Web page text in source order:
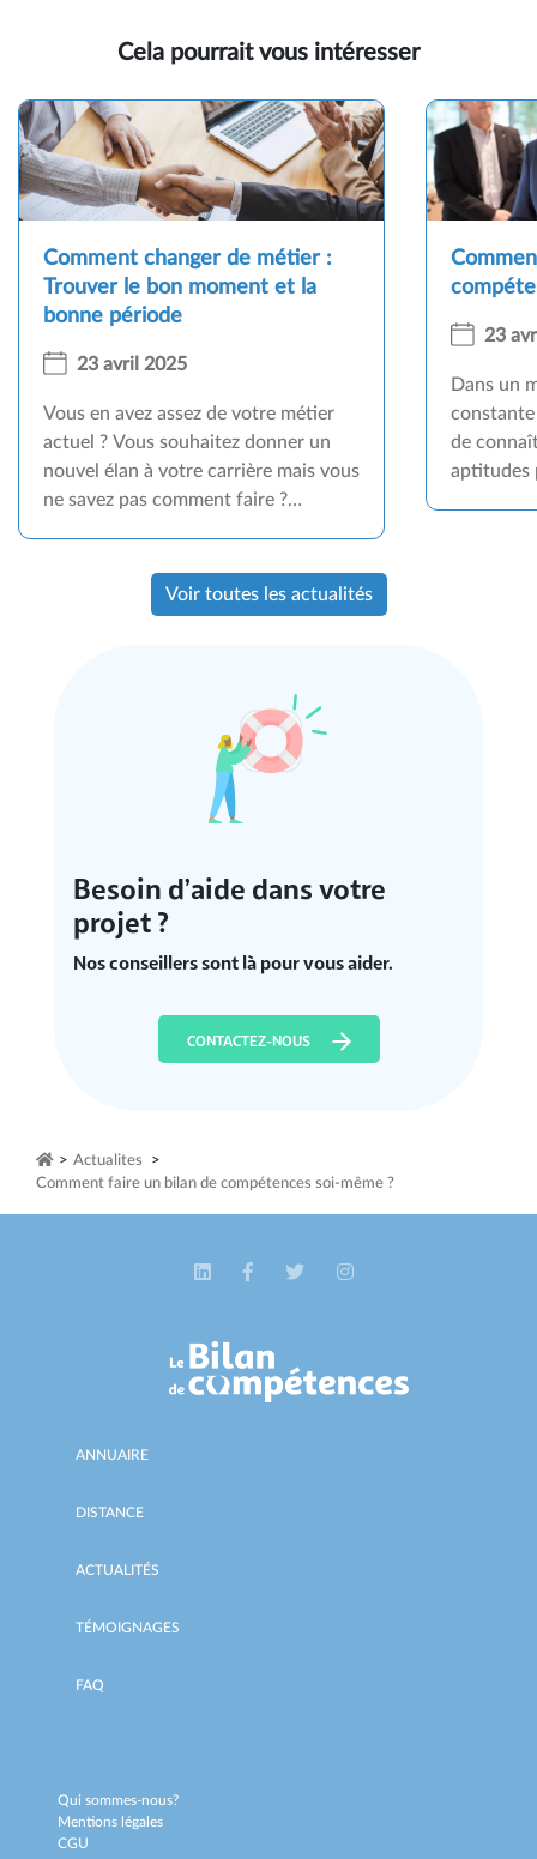
Cela pourrait vous intéresser
Comment changer de métier :
Trouver le bon moment et la
bonne période
23 avril 2025
Vous en avez assez de votre métier
actuel ? Vous souhaitez donner un
nouvel élan à votre carrière mais vous
ne savez pas comment faire ?
d'adopter la bonne stratégie.
23
Dans un
de
aptitudes
Voir toutes les actualités
Besoin d’aide dans votre
projet ?
Nos conseillers sont là pour vous aider.
CONTACTEZ-NOUS
> Actualites
>
Comment faire un bilan de compétences soi-même ?
ANNUAIRE
DISTANCE
ACTUALITÉS
TÉMOIGNAGES
FAQ
Qui sommes-nous?
Mentions légales
CGU